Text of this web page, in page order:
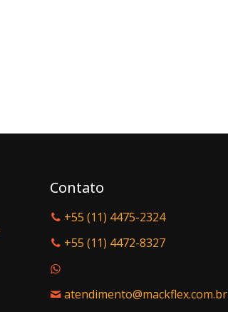
Contato
+55 (11) 4475-2324
+55 (11) 4472-8327
atendimento@mackflex.com.br